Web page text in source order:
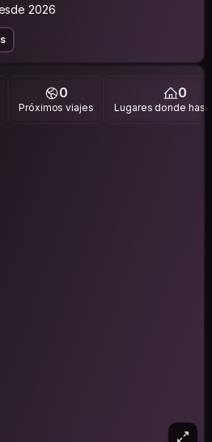
2026
0
Próximos viajes
0
Lugares donde has